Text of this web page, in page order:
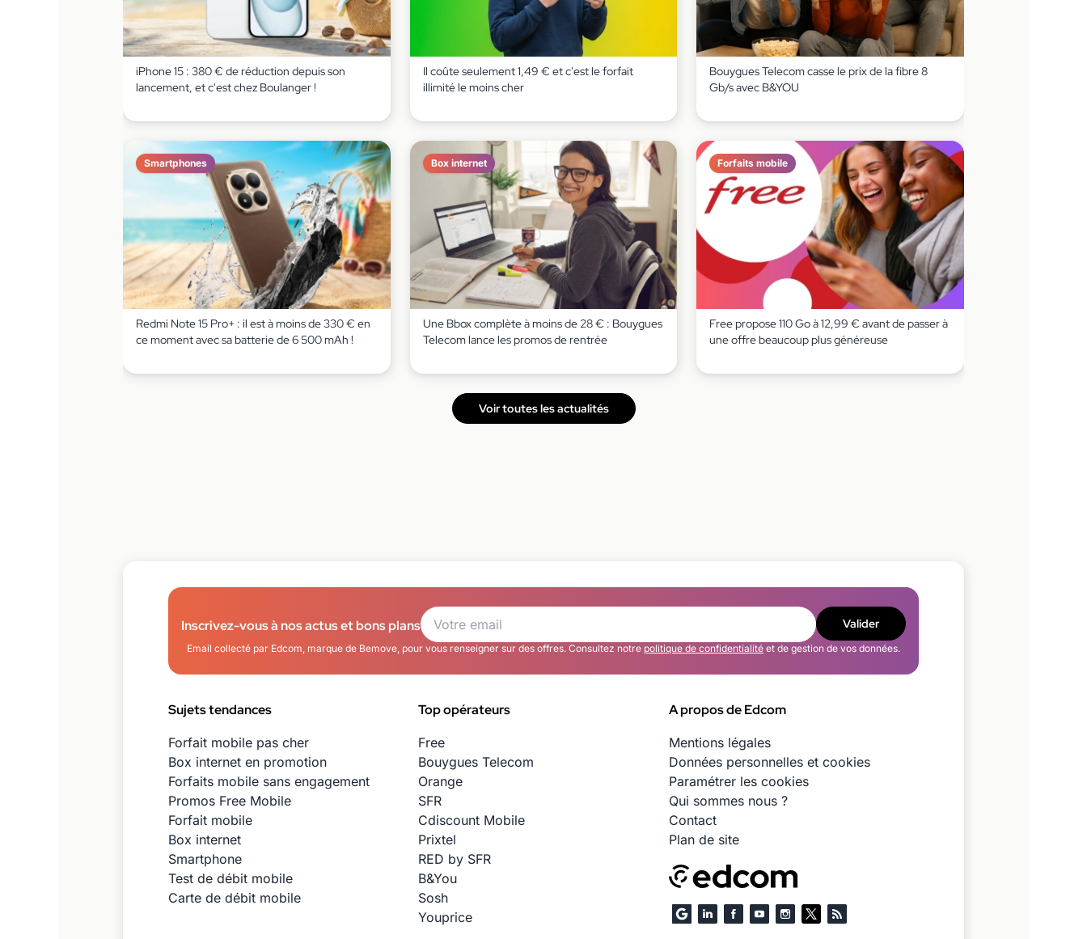
iPhone 15 : 380 € de réduction depuis son
lancement, et c'est chez Boulanger !
Il coûte seulement 1,49 € et c'est le forfait
illimité le moins cher
Bouygues Telecom casse le prix de la fibre 8
Gb/s avec B&YOU
Smartphones
Redmi Note 15 Pro+ : il est à moins de 330 € en
ce moment avec sa batterie de 6 500 mAh !
Box internet
Une Bbox complète à moins de 28 € : Bouygues
Telecom lance les promos de rentrée
Forfaits mobile
Free propose 110 Go à 12,99 € avant de passer à
une offre beaucoup plus généreuse
Voir toutes les actualités
Inscrivez-vous à nos actus et bons plans Valider
Email collecté par Edcom, marque de Bemove, pour vous renseigner sur des offres. Consultez notre politique de confidentialité et de gestion de vos données.
Sujets tendances
Forfait mobile pas cher
Box internet en promotion
Forfaits mobile sans engagement
Promos Free Mobile
Forfait mobile
Box internet
Smartphone
Test de débit mobile
Carte de débit mobile
Top opérateurs
Free
Bouygues Telecom
Orange
SFR
Cdiscount Mobile
Prixtel
RED by SFR
B&You
Sosh
Youprice
A propos de Edcom
Mentions légales
Données personnelles et cookies
Paramétrer les cookies
Qui sommes nous ?
Contact
Plan de site